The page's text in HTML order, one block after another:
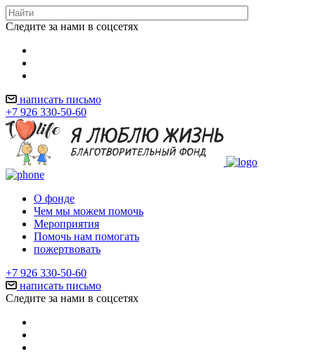
Следите за нами в соцсетях
написать письмо
+7 926 330-50-60
О фонде
Чем мы можем помочь
Мероприятия
Помочь нам помогать
пожертвовать
+7 926 330-50-60
написать письмо
Следите за нами в соцсетях